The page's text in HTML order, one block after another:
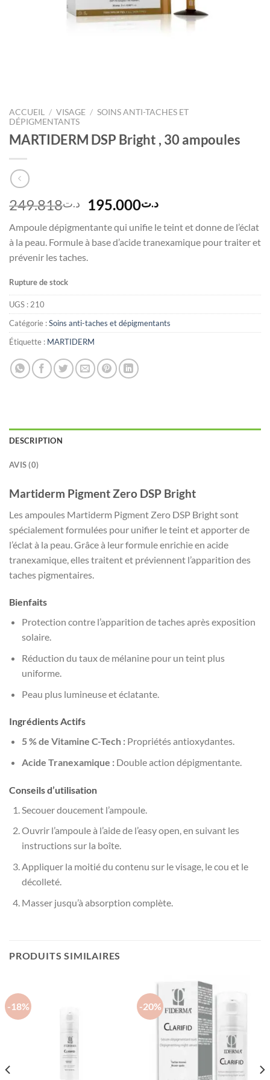
ACCUEIL / VISAGE / SOINS ANTI-TACHES ET
DÉPIGMENTANTS
MARTIDERM DSP Bright , 30 ampoules
د.ت249.818
Le
initial
était :
د.ت195.000
Le
actuel
est :
Ampoule dépigmentante qui unifie le teint et donne de l’éclat
à la peau. Formule à base d’acide tranexamique pour traiter et
prévenir les taches.
Rupture de stock
UGS : 210
Catégorie :Soins anti-taches et dépigmentants
Étiquette : MARTIDERM
DESCRIPTION
AVIS (0)
Martiderm Pigment Zero DSP Bright
Les ampoules Martiderm Pigment Zero DSP Bright sont
spécialement formulées pour unifier le teint et apporter de
l’éclat à la peau. Grâce à leur formule enrichie en acide
tranexamique, elles traitent et préviennent l’apparition des
taches pigmentaires.
Bienfaits
Protection contre l’apparition de taches après exposition
solaire.
Réduction du taux de mélanine pour un teint plus
uniforme.
Peau plus lumineuse et éclatante.
Ingrédients Actifs
5 % de Vitamine C-Tech :Propriétés antioxydantes.
Acide Tranexamique :Double action dépigmentante.
Conseils d’utilisation
Secouer doucement l’ampoule.
Ouvrir l’ampoule à l’aide de l’easy open, en suivant les
instructions sur la boîte.
Appliquer la moitié du contenu sur le visage, le cou et le
décolleté.
Masser jusqu’à absorption complète.
PRODUITS SIMILAIRES
-18% -20%